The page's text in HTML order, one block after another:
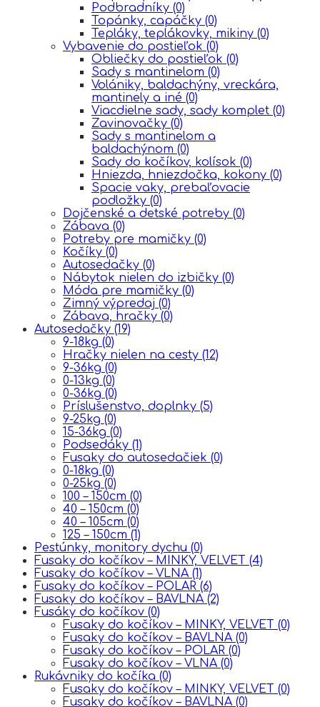
Podbradníky (0)
Topánky, capáčky (0)
Tepláky, teplákovky, mikiny (0)
Vybavenie do postieľok (0)
Obliečky do postieľok (0)
Sady s mantinelom (0)
Volániky, baldachýny, vreckára,
mantinely a iné (0)
Viacdielne sady, sady komplet (0)
Zavinovačky (0)
Sady s mantinelom a
baldachýnom (0)
Sady do kočíkov, kolísok (0)
Hniezda, hniezdočka, kokony (0)
Spacie vaky, prebaľovacie
podložky (0)
Dojčenské a detské potreby (0)
Zábava (0)
Potreby pre mamičky (0)
Kočíky (0)
Autosedačky (0)
Nábytok nielen do izbičky (0)
Móda pre mamičky (0)
Zimný výpredaj (0)
Zábava, hračky (0)
Autosedačky (19)
9-18kg (0)
Hračky nielen na cesty (12)
9-36kg (0)
0-13kg (0)
0-36kg (0)
Príslušenstvo, doplnky (5)
9-25kg (0)
15-36kg (0)
Podsedáky (1)
Fusaky do autosedačiek (0)
0-18kg (0)
0-25kg (0)
100 – 150cm (0)
40 – 150cm (0)
40 – 105cm (0)
125 – 150cm (1)
Pestúnky, monitory dychu (0)
Fusaky do kočíkov – MINKY, VELVET (4)
Fusaky do kočíkov – VLNA (1)
Fusaky do kočíkov – POLAR (6)
Fusaky do kočíkov – BAVLNA (2)
Fusáky do kočíkov (0)
Fusaky do kočíkov – MINKY, VELVET (0)
Fusaky do kočíkov – BAVLNA (0)
Fusaky do kočíkov – POLAR (0)
Fusaky do kočíkov – VLNA (0)
Rukávniky do kočíka (0)
Fusaky do kočíkov – MINKY, VELVET (0)
Fusaky do kočíkov – BAVLNA (0)